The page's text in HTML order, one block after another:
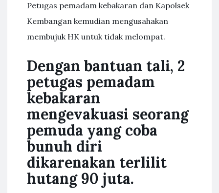
Petugas pemadam kebakaran dan Kapolsek
Kembangan kemudian mengusahakan
membujuk HK untuk tidak melompat.
Dengan bantuan tali, 2
petugas pemadam
kebakaran
mengevakuasi seorang
pemuda yang coba
bunuh diri
dikarenakan terlilit
hutang 90 juta.